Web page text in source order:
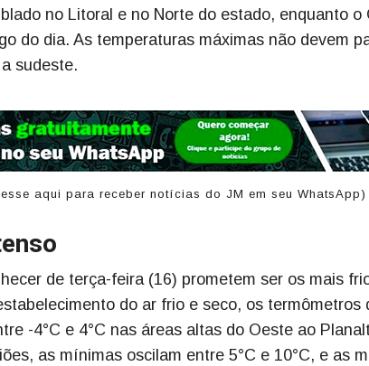
no Litoral e no Norte do estado, enquanto o
do dia. As temperaturas máximas não devem
sudeste.
aqui para receber notícias do JM em seu WhatsApp)
de terça-feira (16) prometem ser os mais
do ar frio e seco, os termômetros
-4°C e 4°C nas áreas altas do Oeste ao
as mínimas oscilam entre 5°C e 10°C, e as